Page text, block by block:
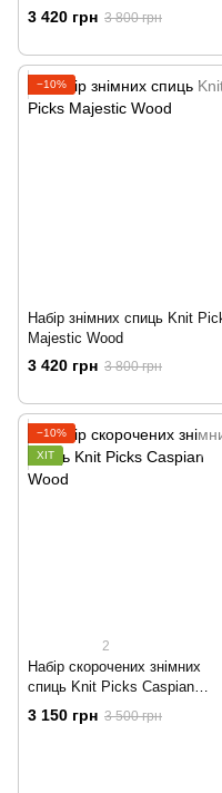
3 420 грн 3 800 грн
−10%
Набір знімних cпиць Knit
Majestic Wood
3 420 грн 3 800 грн
−10%
ХІТ
2
Набір скорочених знімних
спиць Knit Picks Caspian
Wood
3 150 грн 3 500 грн